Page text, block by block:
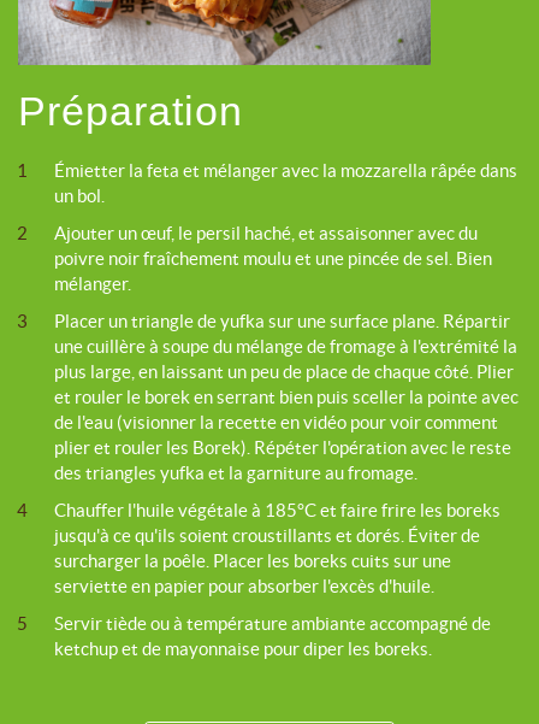
Préparation
1
Émietter la feta et mélanger avec la mozzarella râpée dans
un bol.
2
Ajouter un œuf, le persil haché, et assaisonner avec du
poivre noir fraîchement moulu et une pincée de sel. Bien
mélanger.
3
Placer un triangle de yufka sur une surface plane. Répartir
une cuillère à soupe du mélange de fromage à l'extrémité la
plus large, en laissant un peu de place de chaque côté. Plier
et rouler le borek en serrant bien puis sceller la pointe avec
de l'eau (visionner la recette en vidéo pour voir comment
plier et rouler les Borek). Répéter l'opération avec le reste
des triangles yufka et la garniture au fromage.
4
Chauffer l'huile végétale à 185°C et faire frire les boreks
jusqu'à ce qu'ils soient croustillants et dorés. Éviter de
surcharger la poêle. Placer les boreks cuits sur une
serviette en papier pour absorber l'excès d'huile.
5
Servir tiède ou à température ambiante accompagné de
ketchup et de mayonnaise pour diper les boreks.